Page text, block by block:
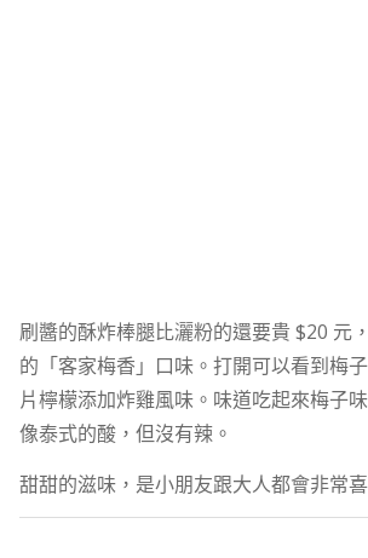
刷醬的酥炸棒腿比灑粉的還要貴 $20 元
的「客家梅香」口味。打開可以看到梅
片檸檬添加炸雞風味。味道吃起來梅子
像泰式的酸，但沒有辣。
甜甜的滋味，是小朋友跟大人都會非常